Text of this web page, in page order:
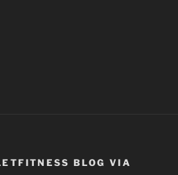
BLOG VIA